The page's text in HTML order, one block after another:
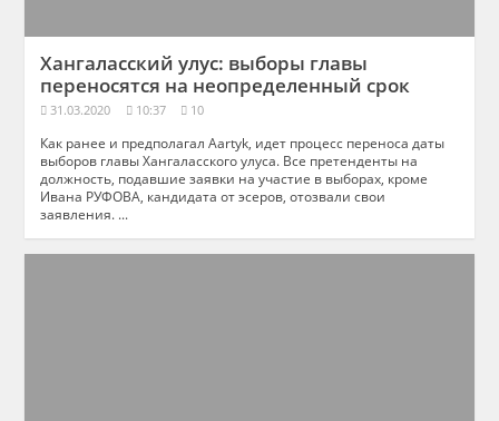
Хангаласский улус: выборы главы
переносятся на неопределенный срок
31.03.2020 10:37 10
Как ранее и предполагал Aartyk, идет процесс переноса даты
выборов главы Хангаласского улуса. Все претенденты на
должность, подавшие заявки на участие в выборах, кроме
Ивана РУФОВА, кандидата от эсеров, отозвали свои
заявления. ...